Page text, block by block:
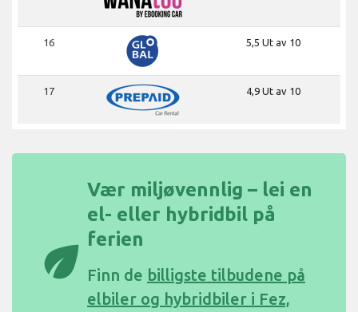
16 5,5 Ut av 10
17 4,9 Ut av 10
eco
Vær miljøvennlig – lei en
el- eller hybridbil på
ferien
Finn de billigste tilbudene på
elbiler og hybridbiler i Fez,